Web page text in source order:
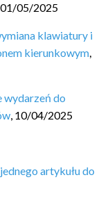
01/05/2025
klawiatury i
kierunkowym,
wydarzeń do
, 10/04/2025
artykułu do